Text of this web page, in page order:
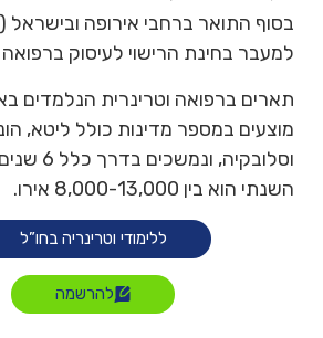
בסוף התואר ברחבי אירופה ובישראל
למעבר בחינת הרישוי לעיסוק ברפואה
תארים ברפואה וטרינרית הנלמדים
מוצעים במספר מדינות כולל ליטא,
וסלובקיה,
השנתי הוא בין 8,000-13,000 אירו.
ללימודי וטרינריה בחו”ל
להרשמה